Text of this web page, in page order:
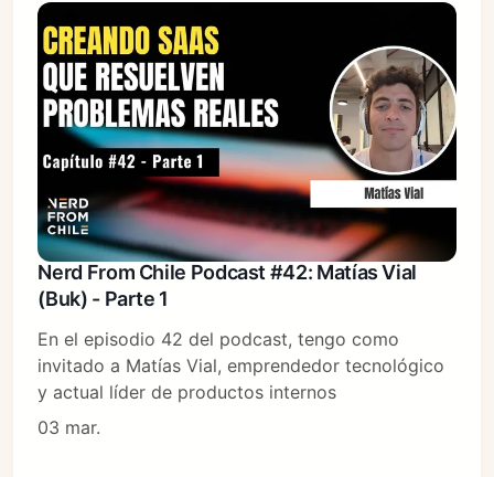
Nerd From Chile Podcast #42: Matías Vial
(Buk) - Parte 1
En el episodio 42 del podcast, tengo como
invitado a Matías Vial, emprendedor tecnológico
y actual líder de productos internos
03 mar.